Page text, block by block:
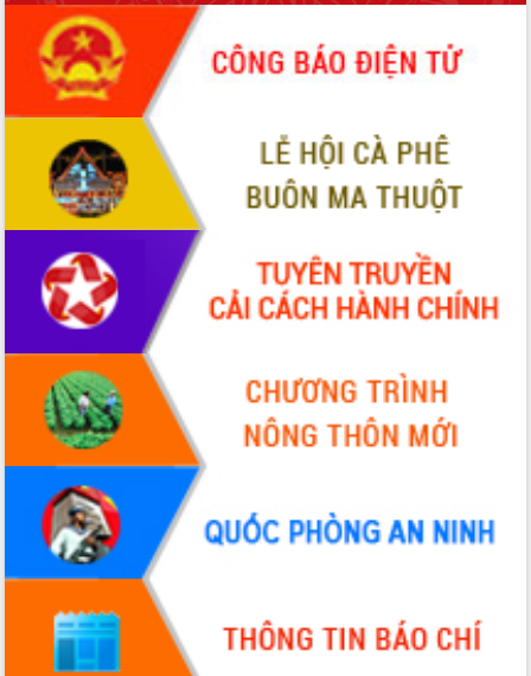
sầu riêng tại Đắk Lắk
Trình diễn nghệ thuật chế biến các
món ăn từ sầu riêng
Đắk Lắk công bố Quy hoạch và xúc
tiến đầu tư tỉnh
Ngành cá ngừ Đắk Lắk chủ động thích
ứng để giữ vững thị trường xuất khẩu
Diễn đàn Kinh tế tư nhân Việt Nam đột
phá cơ chế - Hợp tác công tư
Đề án 06 tạo bước ngoặt đột phá trong
cải cách hành chính tỉnh Đắk Lắk
Kết nối tour, đẩy mạnh chuyển đổi số
để phát triển du lịch Đắk Lắk
Khởi động Dự án Đầu tư xây dựng hạ
tầng kỹ thuật Cụm công nghiệp Tân
Tiến
Gặp mặt các cơ quan báo chí nhân Kỷ
niệm 101 năm Ngày Báo chí Cách
mạng Việt Nam
Đắk Lắk sơ kết 4 năm triển khai thực
hiện Đề án 06 của Chính phủ
Họp báo thông tin về Hội nghị Công bố
Quy hoạch và Xúc tiến đầu tư tỉnh Đắk
Khơi thông điểm nghẽn, đẩy nhanh
giải ngân vốn khắc phục thiên tai